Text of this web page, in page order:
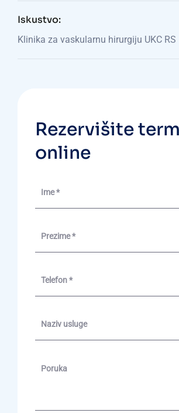
Iskustvo:
Klinika za vaskularnu hirurgiju UKC RS
Rezervišite
online